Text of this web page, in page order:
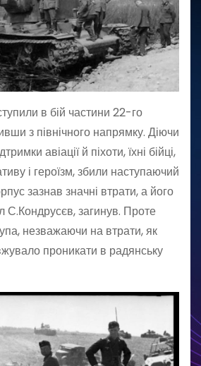
в бій частини 22-го
з північного напрямку. Діючи
авіації й піхоти, їхні бійці,
і героїзм, збили наступаючий
зазнав значні втрати, а його
С.Кондрусєв, загинув. Проте
незважаючи на втрати, як
проникати в радянську